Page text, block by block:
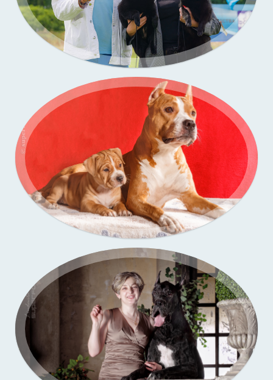
Портфолио — выставки собак
Портфолио